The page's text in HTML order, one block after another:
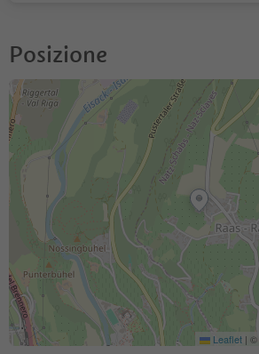
Posizione
Leaflet | ©